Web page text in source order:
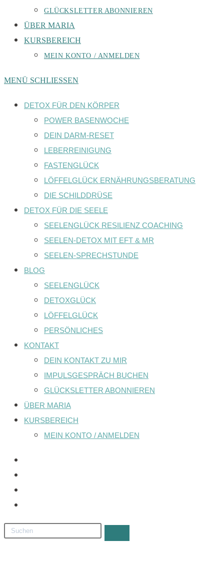
GLÜCKSLETTER ABONNIEREN
ÜBER MARIA
KURSBEREICH
MEIN KONTO / ANMELDEN
MENÜ SCHLIESSEN
DETOX FÜR DEN KÖRPER
POWER BASENWOCHE
DEIN DARM-RESET
LEBERREINIGUNG
FASTENGLÜCK
LÖFFELGLÜCK ERNÄHRUNGSBERATUNG
DIE SCHILDDRÜSE
DETOX FÜR DIE SEELE
SEELENGLÜCK RESILIENZ COACHING
SEELEN-DETOX MIT EFT & MR
SEELEN-SPRECHSTUNDE
BLOG
SEELENGLÜCK
DETOXGLÜCK
LÖFFELGLÜCK
PERSÖNLICHES
KONTAKT
DEIN KONTAKT ZU MIR
IMPULSGESPRÄCH BUCHEN
GLÜCKSLETTER ABONNIEREN
ÜBER MARIA
KURSBEREICH
MEIN KONTO / ANMELDEN